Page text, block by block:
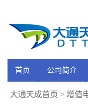
首页 公司简介
大通天成首页 > 增值